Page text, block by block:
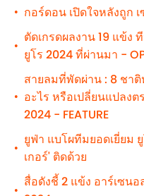
• กอร์ดอน เปิดใจหลังถูก
•
ตัดเกรดผลงาน 19 แข้ง
ยูโร 2024 ที่ผ่านมา -
•
สายลมที่พัดผ่าน : 8 ชา
อะไร หรือเปลี่ยนแปลง
2024 - FEATURE
•
ยูฟ่า แบโผทีมยอดเยี่ยม
เกอร์' ติดด้วย
•
สื่อดังชี้ 2 แข้ง อาร์เซน